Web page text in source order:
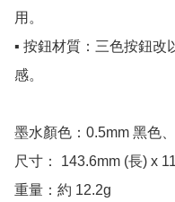
用。
▪️ 按鈕材質：三色按鈕改
感。
墨水顏色：0.5mm 黑色
尺寸： 143.6mm (長) x
重量：約 12.2g